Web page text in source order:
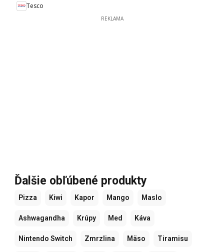
Tesco
REKLAMA
Ďalšie obľúbené produkty
Pizza Kiwi Kapor Mango Maslo
Ashwagandha Krúpy Med Káva
Nintendo Switch Zmrzlina Mäso Tiramisu